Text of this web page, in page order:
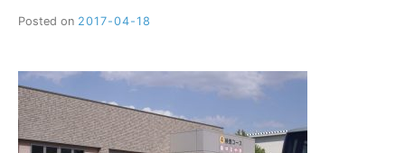
Posted on 2017-04-18
M